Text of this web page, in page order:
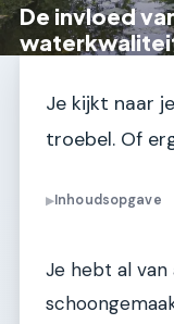
De invloed
Je kijkt naar
troebel. Of
▶Inhoudsopgave
Je hebt al